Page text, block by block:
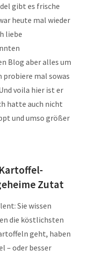
gibt es frische
heute mal wieder
liebe
Blog aber alles um
mal sowas
voila hier ist er
hatte auch nicht
und umso größer
Zutat
Sie wissen
die köstlichsten
geht, haben
– oder besser